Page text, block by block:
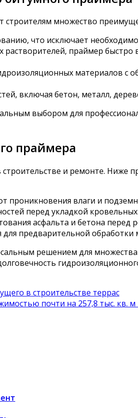
строителям множество
что исключает
растворителей, праймер
материалов
включая бетон, металл,
выбором для
праймера
и ремонте. Ниже
проникновения влаги и
перед укладкой
асфальта и бетона
для предварительной
решением для
в строительстве террас
почти на 257,8 тыс. кв. м